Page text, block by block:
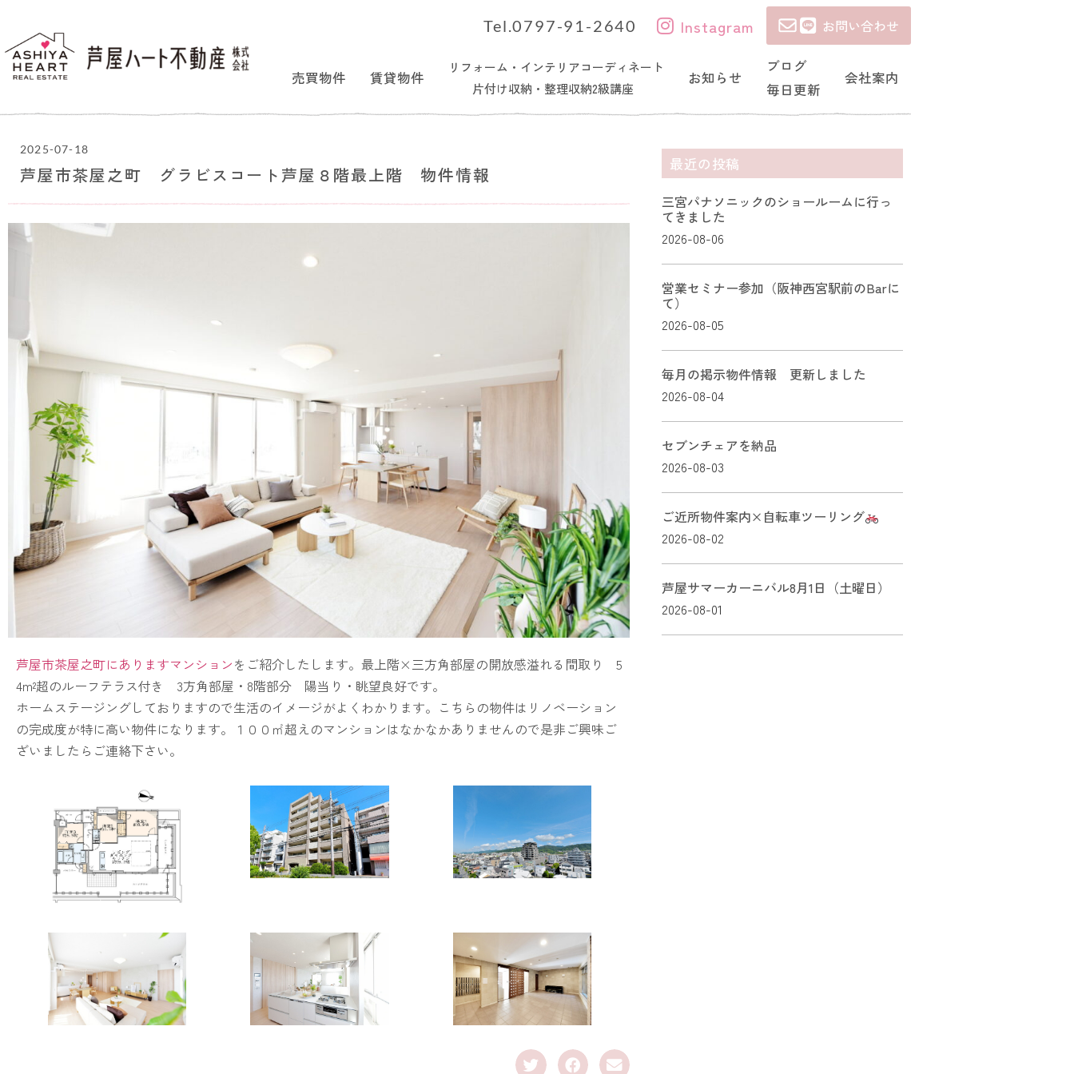
Tel.0797-91-2640 Instagram お問い合わせ
売買物件 賃貸物件
リフォーム・インテリアコーディネート
片付け収納・整理収納2級講座
お知らせ
ブログ
毎日更新
会社案内
2025-07-18
芦屋市茶屋之町 グラビスコート芦屋８階最上階 物件情報
芦屋市茶屋之町にありますマンションをご紹介したします。最上階×三方角部屋の開放感溢れる間取り 5
4m²超のルーフテラス付き 3方角部屋・8階部分 陽当り・眺望良好です。
ホームステージングしておりますので生活のイメージがよくわかります。こちらの物件はリノベーション
の完成度が特に高い物件になります。１００㎡超えのマンションはなかなかありませんので是非ご興味ご
ざいましたらご連絡下さい。
最近の投稿
三宮パナソニックのショールームに行っ
てきました
2026-08-06
営業セミナー参加（阪神西宮駅前のBarに
て）
2026-08-05
毎月の掲示物件情報 更新しました
2026-08-04
セブンチェアを納品
2026-08-03
ご近所物件案内×自転車ツーリング
2026-08-02
芦屋サマーカーニバル8月1日（土曜日）
2026-08-01